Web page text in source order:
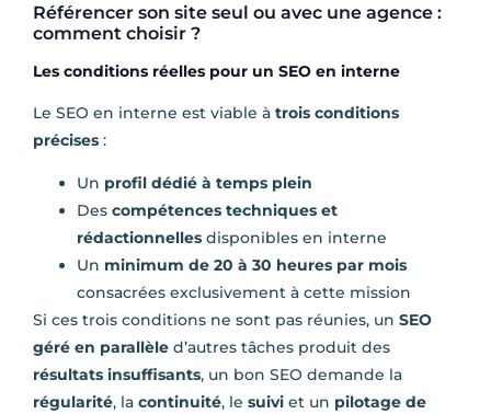
Référencer son site seul ou avec une agence :
comment choisir ?
Les conditions réelles pour un SEO en interne
Le SEO en interne est viable à trois conditions
précises :
Un profil dédié à temps plein
Des compétences techniques et
rédactionnelles disponibles en interne
Un minimum de 20 à 30 heures par mois
consacrées exclusivement à cette mission
Si ces trois conditions ne sont pas réunies, un SEO
géré en parallèle d’autres tâches produit des
résultats insuffisants, un bon SEO demande la
régularité, la continuité, le suivi et un pilotage de